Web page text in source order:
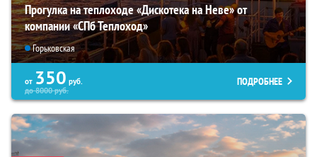
Прогулка на теплоходе «Дискотека на Неве» от
компании «СПб Теплоход»
Горьковская
от 350 руб.
до8000руб.
ПОДРОБНЕЕ